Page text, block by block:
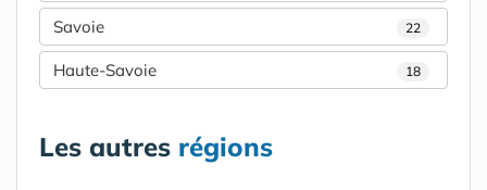
Savoie 22
Haute-Savoie 18
Les autres régions